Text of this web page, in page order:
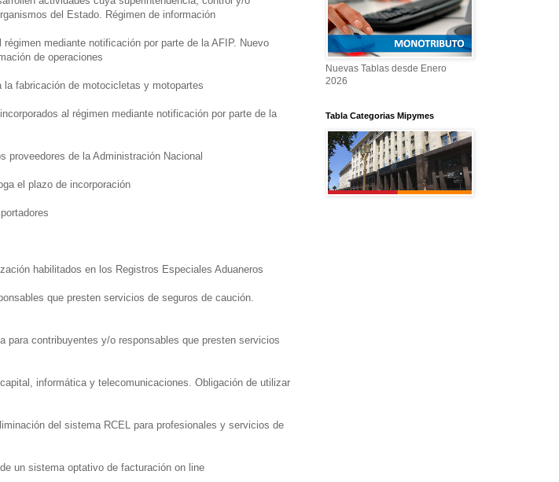
del Estado. Régimen de información
mediante notificación por parte de la AFIP. Nuevo
de operaciones
fabricación de motocicletas y motopartes
al régimen mediante notificación por parte de la
proveedores de la Administración Nacional
el plazo de incorporación
habilitados en los Registros Especiales Aduaneros
que presten servicios de seguros de caución.
para contribuyentes y/o responsables que presten servicios
informática y telecomunicaciones. Obligación de utilizar
del sistema RCEL para profesionales y servicios de
un sistema optativo de facturación on line
Nuevas Tablas desde Enero
2026
Tabla Categorias Mipymes